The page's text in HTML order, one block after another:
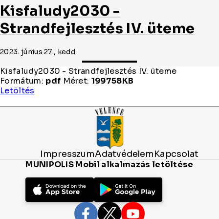
Kisfaludy2030 -
Strandfejlesztés IV. üteme
2023. június 27., kedd
Kisfaludy2030 - Strandfejlesztés IV. üteme
Formátum: pdf Méret: 199758KB
Letöltés
Strandfejlesztés
ImpresszumAdatvédelemKapcsolat
MUNIPOLIS Mobil alkalmazás letöltése